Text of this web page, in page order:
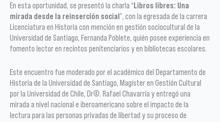
En esta oportunidad, se presentó la charla “Libros libres: Una
mirada desde la reinserción social”, con la egresada de la carrera
Licenciatura en Historia con mención en gestión sociocultural de la
Universidad de Santiago, Fernanda Poblete, quién posee experiencia en
fomento lector en recintos penitenciarios y en bibliotecas escolares.
Este encuentro fue moderado por el académico del Departamento de
Historia de la Universidad de Santiago, Magíster en Gestión Cultural
por la Universidad de Chile, Dr©. Rafael Chavarría y entregó una
mirada a nivel nacional e iberoamericano sobre el impacto de la
lectura para las personas privadas de libertad y su proceso de